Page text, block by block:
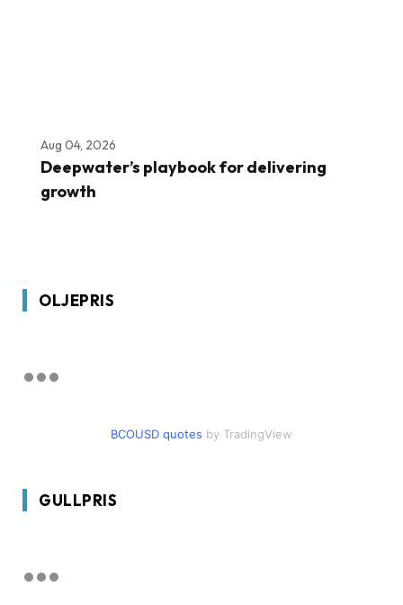
Aug 04, 2026
Deepwater’s playbook for delivering
growth
OLJEPRIS
BCOUSD quotes by TradingView
GULLPRIS